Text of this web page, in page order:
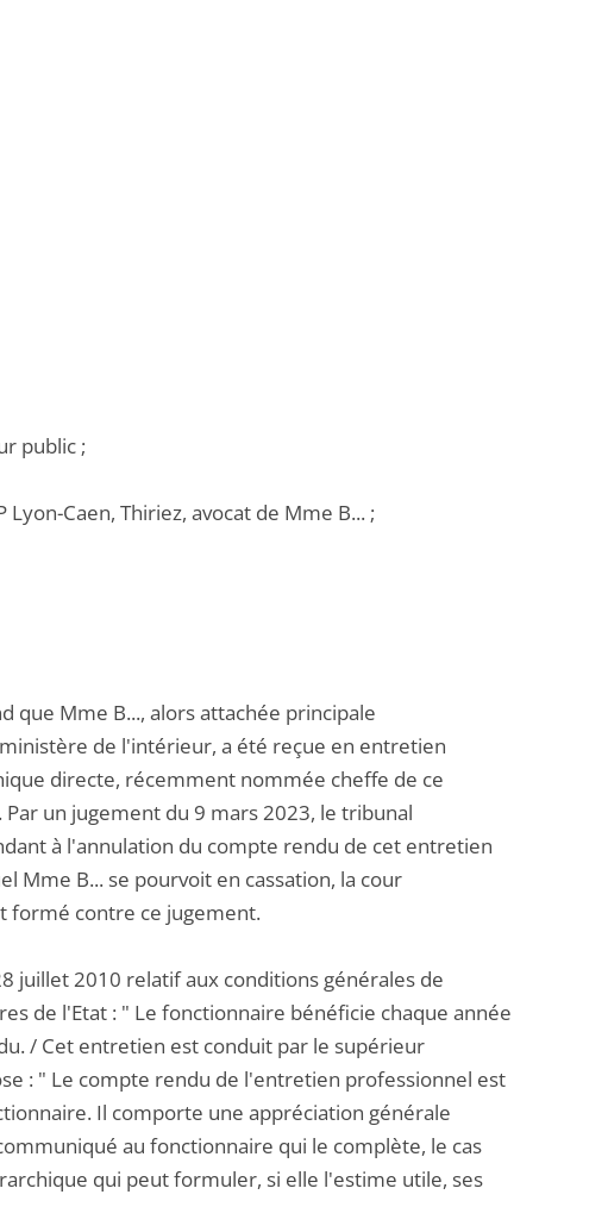
public ;
Caen, Thiriez, avocat de Mme B... ;
que Mme B..., alors attachée principale
de l'intérieur, a été reçue en entretien
directe, récemment nommée cheffe de ce
un jugement du 9 mars 2023, le tribunal
à l'annulation du compte rendu de cet entretien
Mme B... se pourvoit en cassation, la cour
formé contre ce jugement.
juillet 2010 relatif aux conditions générales de
de l'Etat : " Le fonctionnaire bénéficie chaque année
/ Cet entretien est conduit par le supérieur
: " Le compte rendu de l'entretien professionnel est
Il comporte une appréciation générale
au fonctionnaire qui le complète, le cas
qui peut formuler, si elle l'estime utile, ses